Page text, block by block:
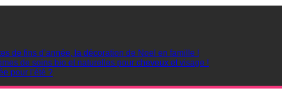
de fins d’année, la décoration de Noel en famille !
de soins bio et naturelles pour cheveux et visage !
pour l’été ?